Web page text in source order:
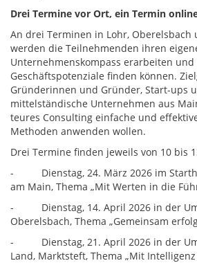
Drei Termine vor Ort, ein Termin
An drei Terminen in Lohr, Oberelsbach
werden die Teilnehmenden ihren
Unternehmenskompass erarbeiten und
Geschäftspotenziale finden können.
Gründerinnen und Gründer, Start-ups
mittelständische Unternehmen aus
teures Consulting einfache und
Methoden anwenden wollen.
Drei Termine finden jeweils von 10 bis
- Dienstag, 24. März 2026 im
am Main, Thema „Mit Werten in die
- Dienstag, 14. April 2026 in der
Oberelsbach, Thema „Gemeinsam
- Dienstag, 21. April 2026 in der
Land, Marktsteft, Thema „Mit